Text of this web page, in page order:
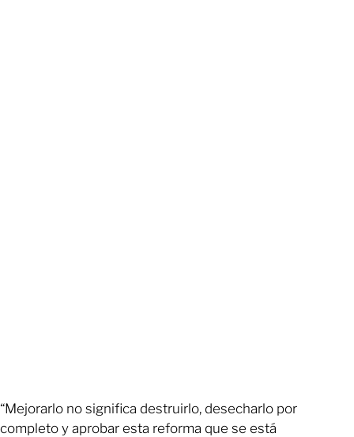
“Mejorarlo no significa destruirlo, desecharlo por
completo y aprobar esta reforma que se está